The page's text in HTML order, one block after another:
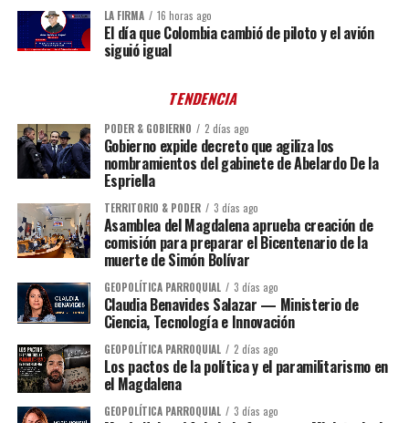
LA FIRMA 16 horas ago
El día que Colombia cambió de piloto y el avión
siguió igual
TENDENCIA
PODER & GOBIERNO 2 días ago
Gobierno expide decreto que agiliza los
nombramientos del gabinete de Abelardo De la
Espriella
TERRITORIO & PODER 3 días ago
Asamblea del Magdalena aprueba creación de
comisión para preparar el Bicentenario de la
muerte de Simón Bolívar
GEOPOLÍTICA PARROQUIAL 3 días ago
Claudia Benavides Salazar — Ministerio de
Ciencia, Tecnología e Innovación
GEOPOLÍTICA PARROQUIAL 2 días ago
Los pactos de la política y el paramilitarismo en
el Magdalena
GEOPOLÍTICA PARROQUIAL 3 días ago